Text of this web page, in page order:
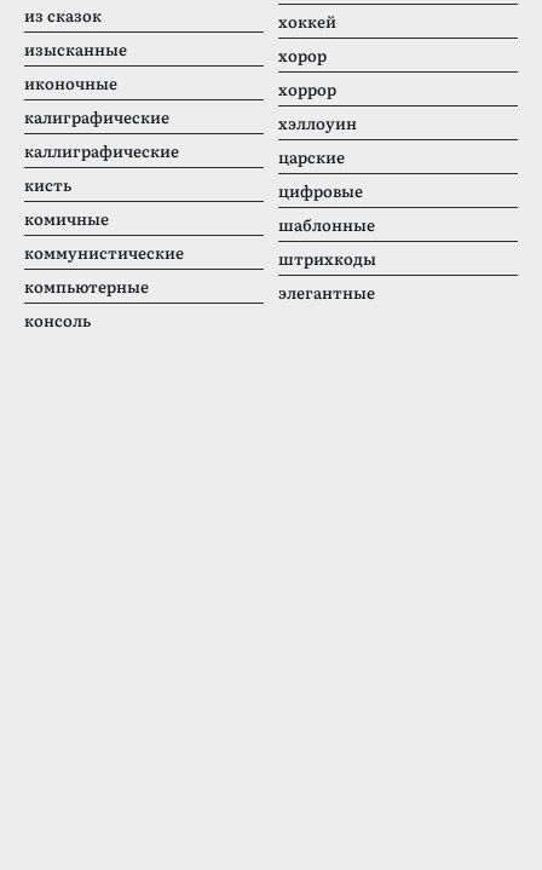
из сказок
изысканные
иконочные
калиграфические
каллиграфические
кисть
комичные
коммунистические
компьютерные
консоль
хоккей
хорор
хоррор
хэллоуин
царские
цифровые
шаблонные
штрихкоды
элегантные